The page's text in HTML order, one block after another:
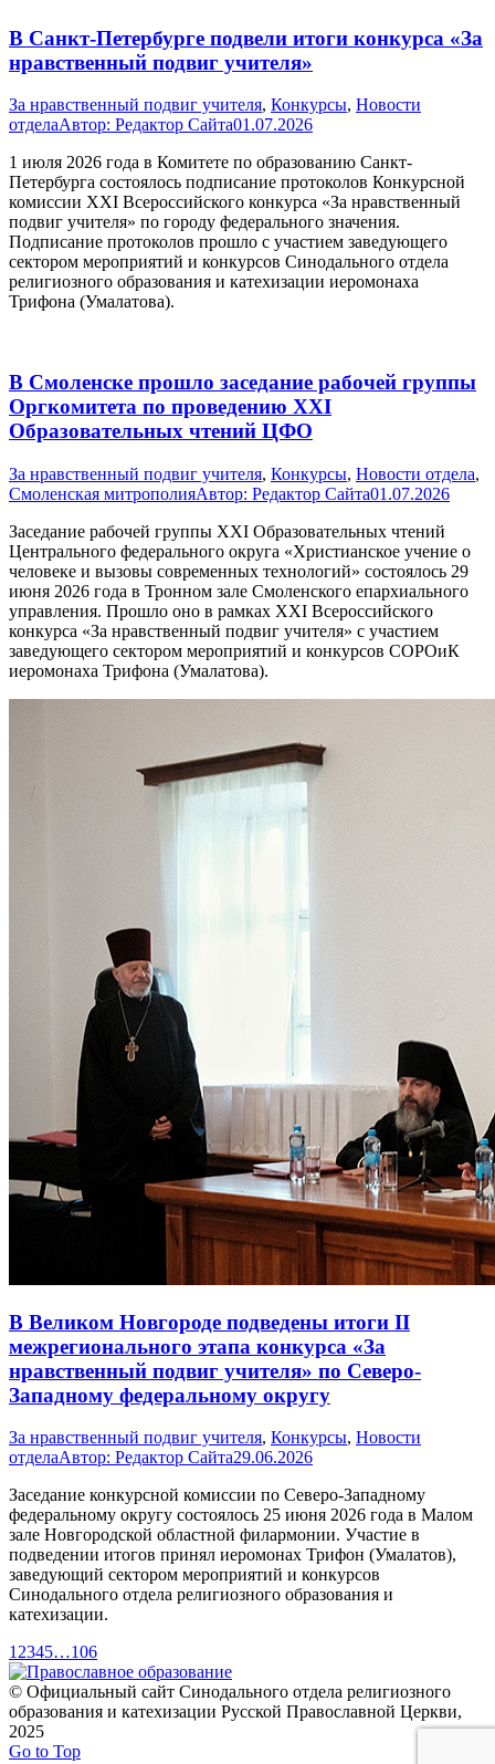
В Санкт-Петербурге подвели итоги конкурса «За
нравственный подвиг учителя»
За нравственный подвиг учителя, Конкурсы, Новости
отделаАвтор: Редактор Сайта01.07.2026
1 июля 2026 года в Комитете по образованию Санкт-
Петербурга состоялось подписание протоколов Конкурсной
комиссии XXI Всероссийского конкурса «За нравственный
подвиг учителя» по городу федерального значения.
Подписание протоколов прошло с участием заведующего
сектором мероприятий и конкурсов Синодального отдела
религиозного образования и катехизации иеромонаха
Трифона (Умалатова).
В Смоленске прошло заседание рабочей группы
Оргкомитета по проведению XXI
Образовательных чтений ЦФО
За нравственный подвиг учителя, Конкурсы, Новости отдела,
Смоленская митрополияАвтор: Редактор Сайта01.07.2026
Заседание рабочей группы XXI Образовательных чтений
Центрального федерального округа «Христианское учение о
человеке и вызовы современных технологий» состоялось 29
июня 2026 года в Тронном зале Смоленского епархиального
управления. Прошло оно в рамках XXI Всероссийского
конкурса «За нравственный подвиг учителя» с участием
заведующего сектором мероприятий и конкурсов СОРОиК
иеромонаха Трифона (Умалатова).
В Великом Новгороде подведены итоги II
межрегионального этапа конкурса «За
нравственный подвиг учителя» по Северо-
Западному федеральному округу
За нравственный подвиг учителя, Конкурсы, Новости
отделаАвтор: Редактор Сайта29.06.2026
Заседание конкурсной комиссии по Северо-Западному
федеральному округу состоялось 25 июня 2026 года в Малом
зале Новгородской областной филармонии. Участие в
подведении итогов принял иеромонах Трифон (Умалатов),
заведующий сектором мероприятий и конкурсов
Синодального отдела религиозного образования и
катехизации.
1 2345…106
© Официальный сайт Синодального отдела религиозного
образования и катехизации Русской Православной Церкви,
2025
Go to Top